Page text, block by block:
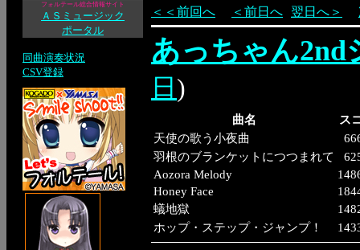
フォルテール総合情報サイト
ＡＳミュージック
ポータル
同曲演奏状況
CSV登録
＜＜前回へ ＜前日へ 翌日へ＞
あっちゃん2nd
日 )
曲名
ス
天使の歌う小夜曲
羽根のブランケットにつつまれて
Aozora Melody
Honey Face
蟻地獄
ホップ・ステップ・ジャンプ！